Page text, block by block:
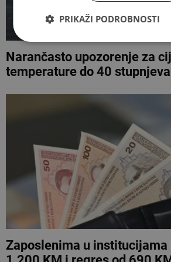
Narančasto upozorenje za
temperature do 40 stupnjeva
Zaposlenima u institucijama
PRIKAŽI PODROBNOSTI